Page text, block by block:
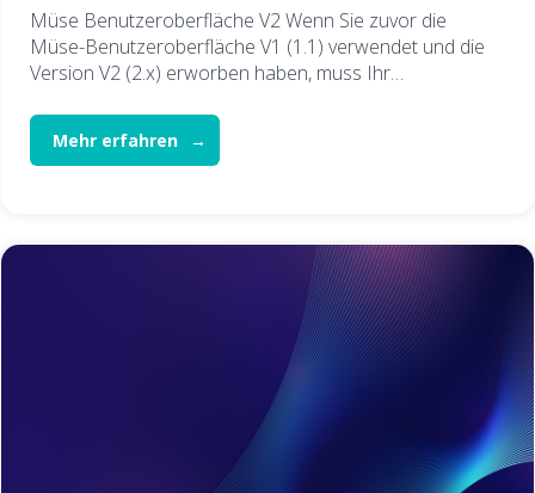
Müse Benutzeroberfläche V2 Wenn Sie zuvor die
Müse-Benutzeroberfläche V1 (1.1) verwendet und die
Version V2 (2.x) erworben haben, muss Ihr…
Mehr erfahren